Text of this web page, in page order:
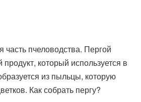
пчеловодства. Пергой
который используется в
из пыльцы, которую
Как собрать пергу?